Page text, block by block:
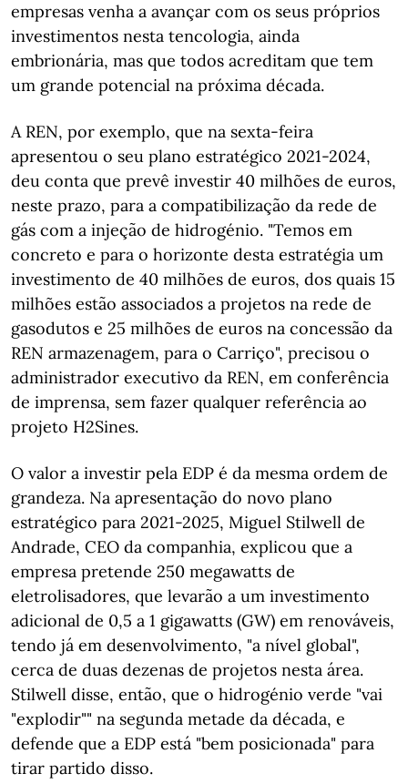
empresas venha a avançar com os seus próprios
investimentos nesta tencologia, ainda
embrionária, mas que todos acreditam que tem
um grande potencial na próxima década.
A REN, por exemplo, que na sexta-feira
apresentou o seu plano estratégico 2021-2024,
deu conta que prevê investir 40 milhões de euros,
neste prazo, para a compatibilização da rede de
gás com a injeção de hidrogénio. "Temos em
concreto e para o horizonte desta estratégia um
investimento de 40 milhões de euros, dos quais 15
milhões estão associados a projetos na rede de
gasodutos e 25 milhões de euros na concessão da
REN armazenagem, para o Carriço", precisou o
administrador executivo da REN, em conferência
de imprensa, sem fazer qualquer referência ao
projeto H2Sines.
O valor a investir pela EDP é da mesma ordem de
grandeza. Na apresentação do novo plano
estratégico para 2021-2025, Miguel Stilwell de
Andrade, CEO da companhia, explicou que a
empresa pretende 250 megawatts de
eletrolisadores, que levarão a um investimento
adicional de 0,5 a 1 gigawatts (GW) em renováveis,
tendo já em desenvolvimento, "a nível global",
cerca de duas dezenas de projetos nesta área.
Stilwell disse, então, que o hidrogénio verde "vai
"explodir"" na segunda metade da década, e
defende que a EDP está "bem posicionada" para
tirar partido disso.